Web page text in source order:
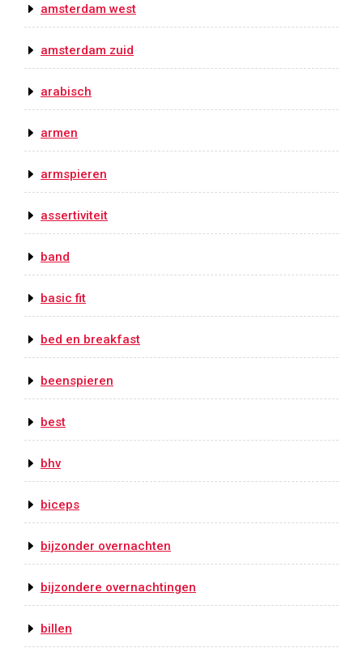
amsterdam west
amsterdam zuid
arabisch
armen
armspieren
assertiviteit
band
basic fit
bed en breakfast
beenspieren
best
bhv
biceps
bijzonder overnachten
bijzondere overnachtingen
billen